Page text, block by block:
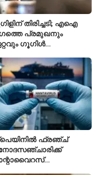
തിരിച്ചടി; എഐ
പ്രമുഖനും
ഗൂഗിൾ
രാജിവെച്ചു
ഫ്രഞ്ച്